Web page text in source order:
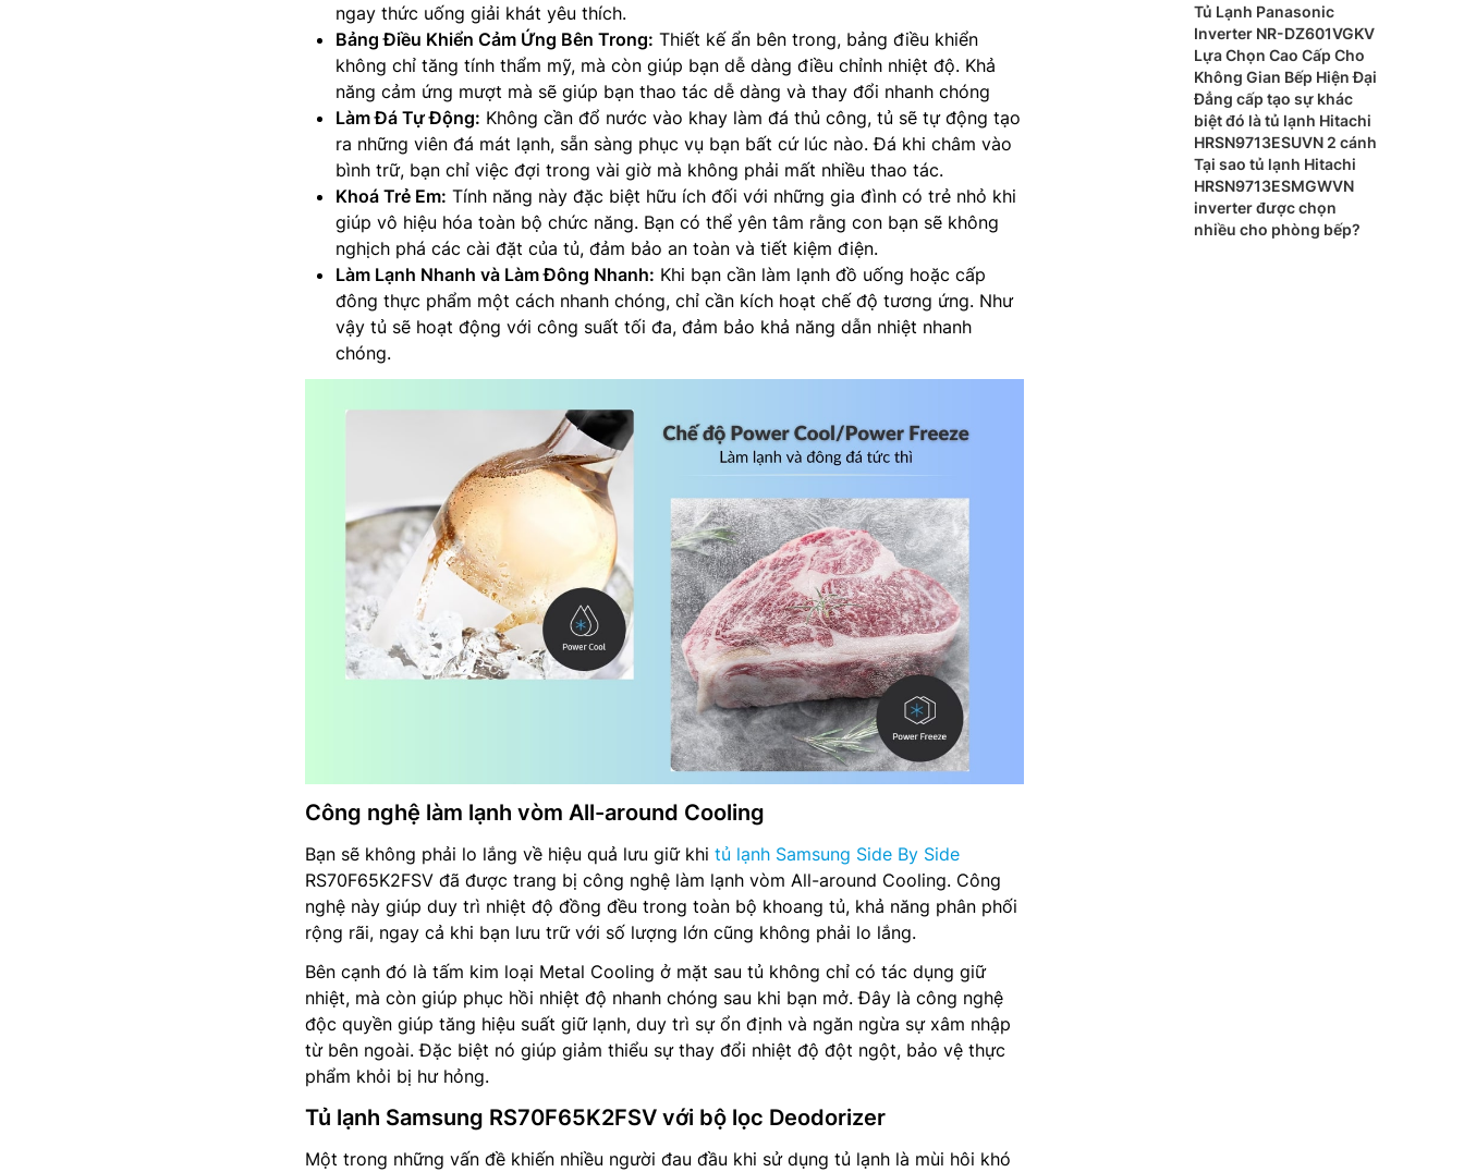
ngay thức uống giải khát yêu thích.
Bảng Điều Khiển Cảm Ứng Bên Trong: Thiết kế ẩn bên trong, bảng điều khiển
không chỉ tăng tính thẩm mỹ, mà còn giúp bạn dễ dàng điều chỉnh nhiệt độ. Khả
năng cảm ứng mượt mà sẽ giúp bạn thao tác dễ dàng và thay đổi nhanh chóng
Làm Đá Tự Động: Không cần đổ nước vào khay làm đá thủ công, tủ sẽ tự động tạo
ra những viên đá mát lạnh, sẵn sàng phục vụ bạn bất cứ lúc nào. Đá khi châm vào
bình trữ, bạn chỉ việc đợi trong vài giờ mà không phải mất nhiều thao tác.
Khoá Trẻ Em: Tính năng này đặc biệt hữu ích đối với những gia đình có trẻ nhỏ khi
giúp vô hiệu hóa toàn bộ chức năng. Bạn có thể yên tâm rằng con bạn sẽ không
nghịch phá các cài đặt của tủ, đảm bảo an toàn và tiết kiệm điện.
Làm Lạnh Nhanh và Làm Đông Nhanh: Khi bạn cần làm lạnh đồ uống hoặc cấp
đông thực phẩm một cách nhanh chóng, chỉ cần kích hoạt chế độ tương ứng. Như
vậy tủ sẽ hoạt động với công suất tối đa, đảm bảo khả năng dẫn nhiệt nhanh
chóng.
Công nghệ làm lạnh vòm All-around Cooling
Bạn sẽ không phải lo lắng về hiệu quả lưu giữ khi tủ lạnh Samsung Side By Side
RS70F65K2FSV đã được trang bị công nghệ làm lạnh vòm All-around Cooling. Công
nghệ này giúp duy trì nhiệt độ đồng đều trong toàn bộ khoang tủ, khả năng phân phối
rộng rãi, ngay cả khi bạn lưu trữ với số lượng lớn cũng không phải lo lắng.
Bên cạnh đó là tấm kim loại Metal Cooling ở mặt sau tủ không chỉ có tác dụng giữ
nhiệt, mà còn giúp phục hồi nhiệt độ nhanh chóng sau khi bạn mở. Đây là công nghệ
độc quyền giúp tăng hiệu suất giữ lạnh, duy trì sự ổn định và ngăn ngừa sự xâm nhập
từ bên ngoài. Đặc biệt nó giúp giảm thiểu sự thay đổi nhiệt độ đột ngột, bảo vệ thực
phẩm khỏi bị hư hỏng.
Tủ lạnh Samsung RS70F65K2FSV với bộ lọc Deodorizer
Một trong những vấn đề khiến nhiều người đau đầu khi sử dụng tủ lạnh là mùi hôi khó
BK có gì nổi bật?
Tủ Lạnh Panasonic
Inverter NR-DZ601VGKV
Lựa Chọn Cao Cấp Cho
Không Gian Bếp Hiện Đại
Đẳng cấp tạo sự khác
biệt đó là tủ lạnh Hitachi
HRSN9713ESUVN 2 cánh
Tại sao tủ lạnh Hitachi
HRSN9713ESMGWVN
inverter được chọn
nhiều cho phòng bếp?